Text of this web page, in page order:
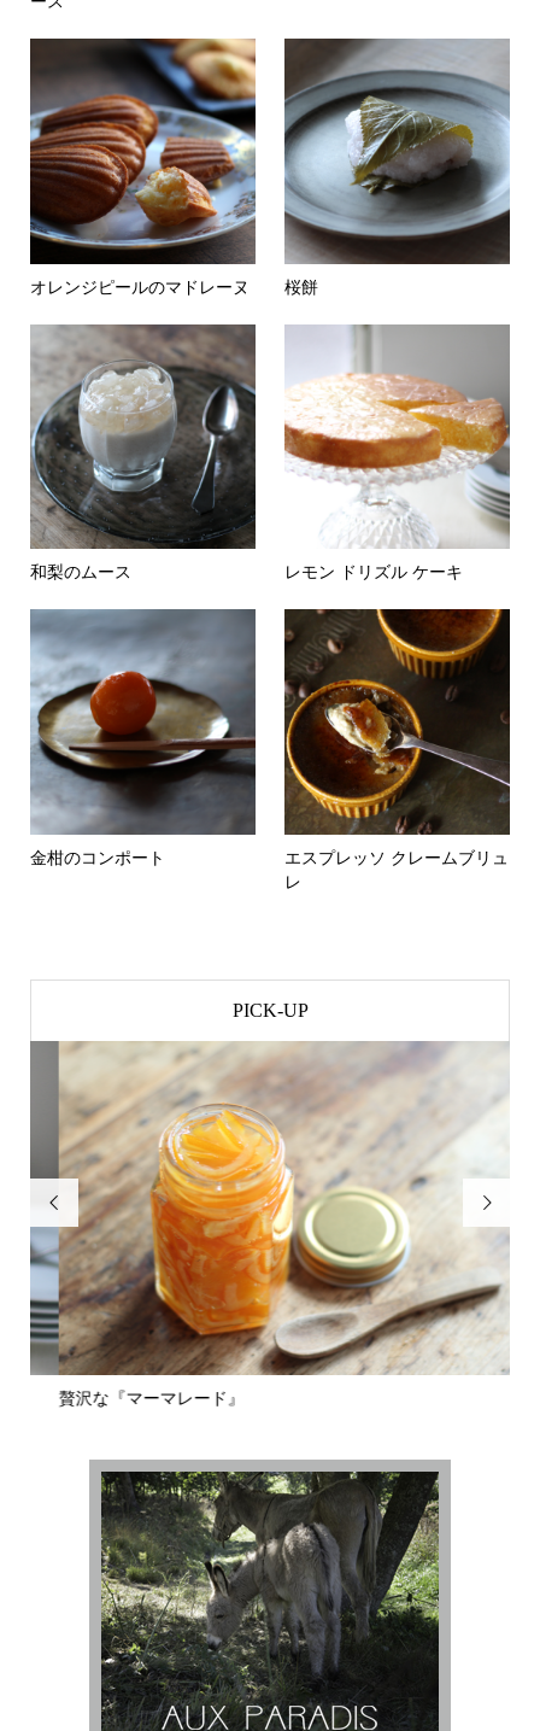
オレンジピールのマドレーヌ 桜餅
和梨のムース レモン ドリズル ケーキ
金柑のコンポート
エスプレッソ クレームブリュ
レ
PICK-UP

贅沢な『マーマレード』
